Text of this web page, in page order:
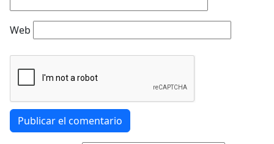
Web
Publicar el comentario